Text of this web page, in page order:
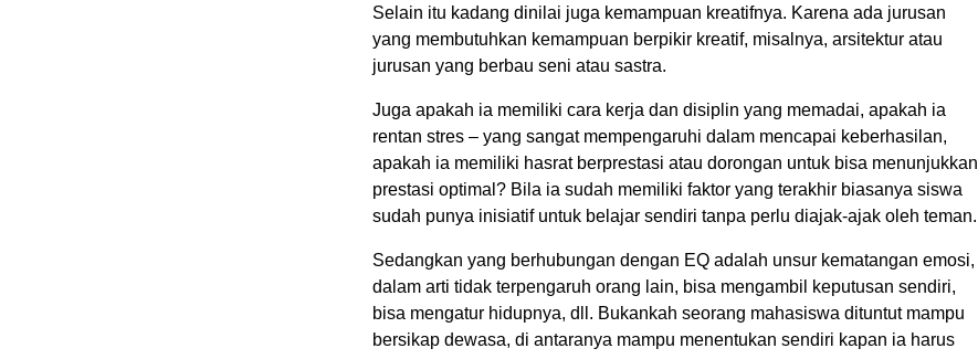
Selain itu kadang dinilai juga kemampuan kreatifnya. Karena ada jurusan
yang membutuhkan kemampuan berpikir kreatif, misalnya, arsitektur atau
jurusan yang berbau seni atau sastra.
Juga apakah ia memiliki cara kerja dan disiplin yang memadai, apakah ia
rentan stres – yang sangat mempengaruhi dalam mencapai keberhasilan,
apakah ia memiliki hasrat berprestasi atau dorongan untuk bisa menunjukkan
prestasi optimal? Bila ia sudah memiliki faktor yang terakhir biasanya siswa
sudah punya inisiatif untuk belajar sendiri tanpa perlu diajak-ajak oleh teman.
Sedangkan yang berhubungan dengan EQ adalah unsur kematangan emosi,
dalam arti tidak terpengaruh orang lain, bisa mengambil keputusan sendiri,
bisa mengatur hidupnya, dll. Bukankah seorang mahasiswa dituntut mampu
bersikap dewasa, di antaranya mampu menentukan sendiri kapan ia harus